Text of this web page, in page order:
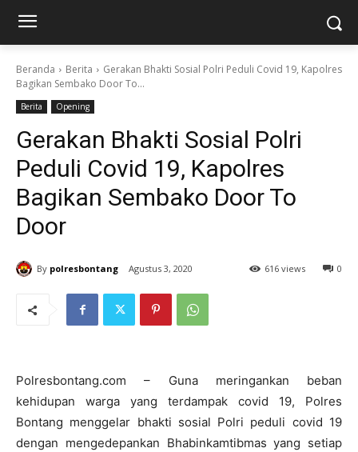
Beranda Berita
Gerakan Bhakti Sosial Polri Peduli Covid 19, Kapolres
Bagikan Sembako Door To...
Berita Opening
Gerakan Bhakti Sosial Polri
Peduli Covid 19, Kapolres
Bagikan Sembako Door To
Door
By polresbontang Agustus 3, 2020 0
616 views
Polresbontang.com – Guna meringankan beban
kehidupan warga yang terdampak covid 19, Polres
Bontang menggelar bhakti sosial Polri peduli covid 19
dengan mengedepankan Bhabinkamtibmas yang setiap